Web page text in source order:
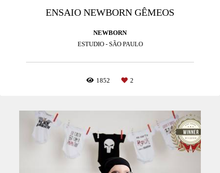
ENSAIO NEWBORN GÊMEOS
NEWBORN
ESTUDIO - SÃO PAULO
1852 2